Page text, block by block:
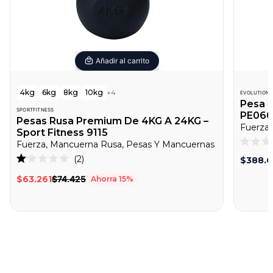
Añadir al carrito
4kg 6kg 8kg 10kg +4
SPORTFITNESS
Pesas Rusa Premium De 4KG A 24KG –
Sport Fitness 9115
Fuerza, Mancuerna Rusa, Pesas Y Mancuernas
Calificado
1.0
de
2
para
a
$63.261$74.425 Ahorra 15%
EVOLUTION
Pesa
0
de